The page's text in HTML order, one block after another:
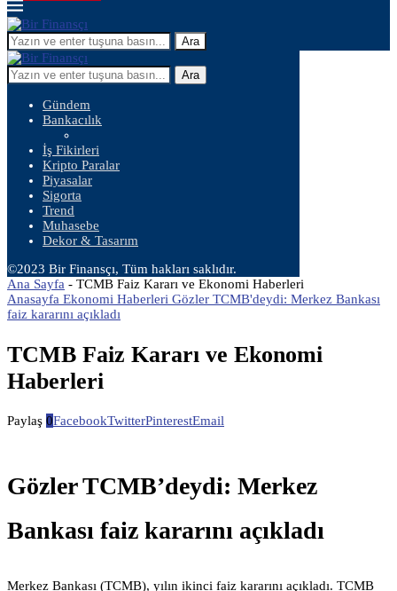
Ara
Ara
Gündem
Bankacılık
İş Fikirleri
Kripto Paralar
Piyasalar
Sigorta
Trend
Muhasebe
Dekor & Tasarım
©2023 Bir Finansçı, Tüm hakları saklıdır.
Ana Sayfa - TCMB Faiz Kararı ve Ekonomi Haberleri
Anasayfa Ekonomi Haberleri Gözler TCMB'deydi: Merkez Bankası
faiz kararını açıkladı
TCMB Faiz Kararı ve Ekonomi
Haberleri
Paylaş 0FacebookTwitterPinterestEmail
Gözler TCMB’deydi: Merkez
Bankası faiz kararını açıkladı
Merkez Bankası (TCMB), yılın ikinci faiz kararını açıkladı. TCMB